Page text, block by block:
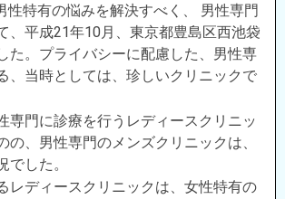
性特有の悩みを解決すべく、 男性専門
、平成21年10月、東京都豊島区西池袋
た。プライバシーに配慮した、男性専
、当時としては、珍しいクリニックで
専門に診療を行うレディースクリニッ
の、男性専門のメンズクリニックは、
でした。
レディースクリニックは、女性特有の